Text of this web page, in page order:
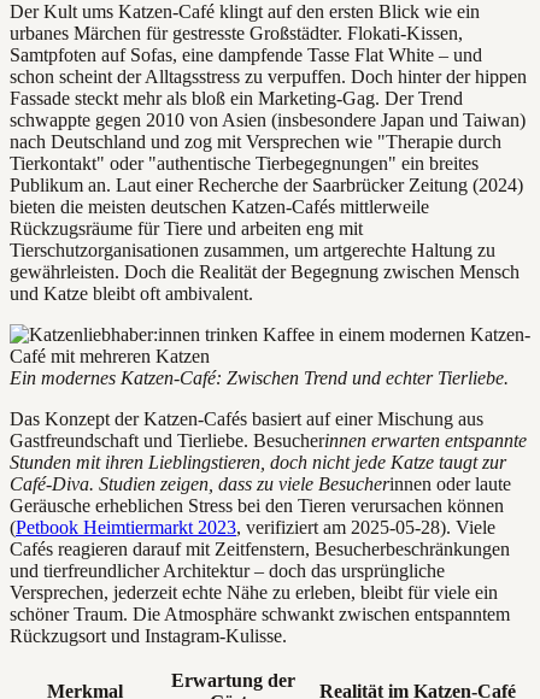
Der Kult ums Katzen-Café klingt auf den ersten Blick wie ein
urbanes Märchen für gestresste Großstädter. Flokati-Kissen,
Samtpfoten auf Sofas, eine dampfende Tasse Flat White – und
schon scheint der Alltagsstress zu verpuffen. Doch hinter der hippen
Fassade steckt mehr als bloß ein Marketing-Gag. Der Trend
schwappte gegen 2010 von Asien (insbesondere Japan und Taiwan)
nach Deutschland und zog mit Versprechen wie "Therapie durch
Tierkontakt" oder "authentische Tierbegegnungen" ein breites
Publikum an. Laut einer Recherche der Saarbrücker Zeitung (2024)
bieten die meisten deutschen Katzen-Cafés mittlerweile
Rückzugsräume für Tiere und arbeiten eng mit
Tierschutzorganisationen zusammen, um artgerechte Haltung zu
gewährleisten. Doch die Realität der Begegnung zwischen Mensch
und Katze bleibt oft ambivalent.
Ein modernes Katzen-Café: Zwischen Trend und echter Tierliebe.
Das Konzept der Katzen-Cafés basiert auf einer Mischung aus
Gastfreundschaft und Tierliebe. Besucherinnen erwarten entspannte
Stunden mit ihren Lieblingstieren, doch nicht jede Katze taugt zur
Café-Diva. Studien zeigen, dass zu viele Besucherinnen oder laute
Geräusche erheblichen Stress bei den Tieren verursachen können
(Petbook Heimtiermarkt 2023, verifiziert am 2025-05-28). Viele
Cafés reagieren darauf mit Zeitfenstern, Besucherbeschränkungen
und tierfreundlicher Architektur – doch das ursprüngliche
Versprechen, jederzeit echte Nähe zu erleben, bleibt für viele ein
schöner Traum. Die Atmosphäre schwankt zwischen entspanntem
Rückzugsort und Instagram-Kulisse.
Merkmal
Erwartung der
Realität im Katzen-Café